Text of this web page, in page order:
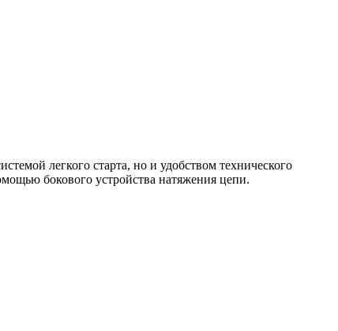
легкого старта, но и удобством технического
бокового устройства натяжения цепи.